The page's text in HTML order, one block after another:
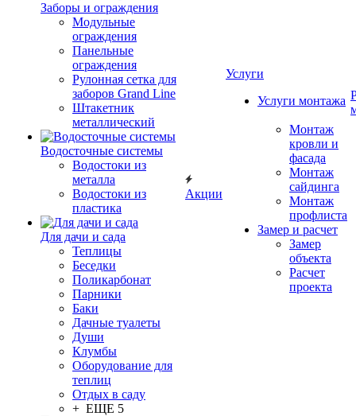
Заборы и ограждения
Модульные
ограждения
Панельные
ограждения
Рулонная сетка для
заборов Grand Line
Штакетник
металлический
Водосточные системы
Водостоки из
металла
Водостоки из
пластика
Для дачи и сада
Теплицы
Беседки
Поликарбонат
Парники
Баки
Дачные туалеты
Души
Клумбы
Оборудование для
теплиц
Отдых в саду
+ ЕЩЕ 5
Акции
Услуги
Услуги монтажа
Монтаж
кровли и
фасада
Монтаж
сайдинга
Монтаж
профлиста
Замер и расчет
Замер
объекта
Расчет
проекта